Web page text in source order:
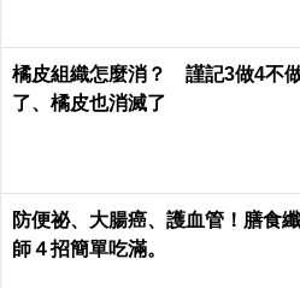
橘皮組織怎麼消？ 謹記3做4不
了、橘皮也消滅了
防便祕、大腸癌、護血管！膳食
師４招簡單吃滿。